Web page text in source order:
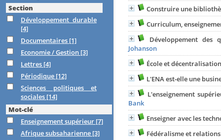
Construire une
Curriculum,
Développement des
Johanson
École et décentralisation
L'ENA est-elle une
L'enseignement
Bank
Enseigner avec les
Fédéralisme et
Section
Développement durable
[4]
Documentaires [1]
Economie / Gestion [3]
Lettres [4]
Périodique [12]
Sciences politiques et
sociales [14]
Mot-clé
Enseignement supérieur [7]
Afrique subsaharienne [3]